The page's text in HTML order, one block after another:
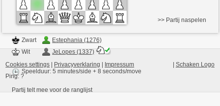
Zwart
Estephania (1276)
Wit
JeLopes (1337)
Speelduur: 5 minutes/side + 8 seconds/move
Partij telt mee voor de ranglijst
>> Partij naspelen
Schaken Logo
Cookies settings Privacyverklaring
Impressum
Ping:?